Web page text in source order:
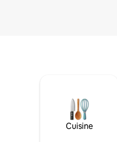
Cuisine